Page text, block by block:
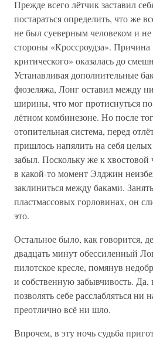
Прежде всего лётчик заставил
постараться определить, что же
не был суеверным человеком и
стороны «Кроссроудза». Причина
критического» оказалась до
Устанавливая дополнительные
фюзеляжа, Лонг оставил между
ширины, что мог протиснуться
лётном комбинезоне. Но после
отопительная система, перед
пришлось напялить на себя
забыл. Поскольку же к
в какой-то момент Элджин
заклиниться между баками.
пластмассовых горловинах, он
это.
Остальное было, как говорится,
двадцать минут обессиленный
пилотское кресле, помянув
и собственную забывчивость. Да,
позволять себе расслабляться ни
преотлично всё ни шло.
Впрочем, в эту ночь судьба